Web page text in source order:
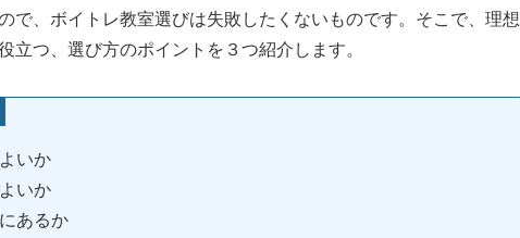
で、ボイトレ教室選びは失敗したくないものです。そこで、理想
立つ、選び方のポイントを３つ紹介します。
いか
いか
あるか